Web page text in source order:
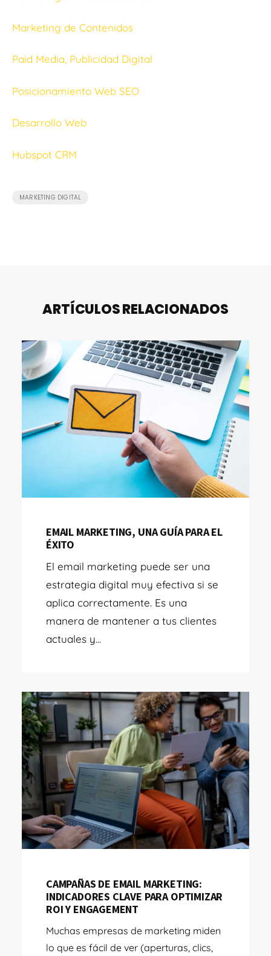
Marketing de Contenidos
Paid Media, Publicidad Digital
Posicionamiento Web SEO
Desarrollo Web
Hubspot CRM
MARKETING DIGITAL
ARTÍCULOS RELACIONADOS
EMAIL MARKETING, UNA GUÍA PARA EL
ÉXITO
El email marketing puede ser una
estrategia digital muy efectiva si se
aplica correctamente. Es una
manera de mantener a tus clientes
actuales y...
CAMPAÑAS DE EMAIL MARKETING:
INDICADORES CLAVE PARA OPTIMIZAR
ROI Y ENGAGEMENT
Muchas empresas de marketing miden
lo que es fácil de ver (aperturas, clics,